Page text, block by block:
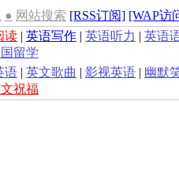
● 网站搜索 [RSS订阅] [WAP访
读 | 英语写作 | 英语听力 | 英语
留学
语 | 英文歌曲 | 影视英语 | 幽默
祝福